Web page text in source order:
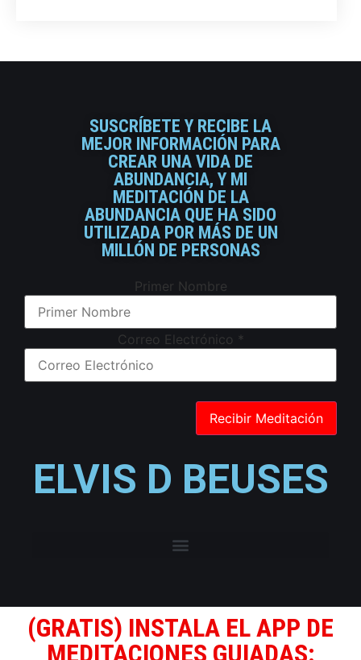
SUSCRÍBETE Y RECIBE LA
MEJOR INFORMACIÓN PARA
CREAR UNA VIDA DE
ABUNDANCIA, Y MI
MEDITACIÓN DE LA
ABUNDANCIA QUE HA SIDO
UTILIZADA POR MÁS DE UN
MILLÓN DE PERSONAS
Primer Nombre
Correo Electrónico *
ELVIS D BEUSES
(GRATIS) INSTALA EL APP DE
MEDITACIONES GUIADAS: